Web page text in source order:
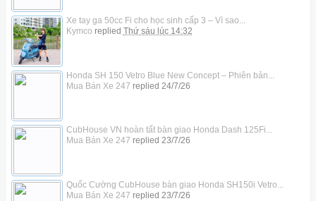
Xe tay ga 50cc Fi cho học sinh cấp 3 – Vì sao...
Kymco replied Thứ sáu lúc 14:32
Honda SH 150 Vetro Blue New Concept – Phiên bản...
Mua Bán Xe 247 replied 24/7/26
CubHouse VN hoàn tất bàn giao Honda Dash 125Fi...
Mua Bán Xe 247 replied 23/7/26
Quốc Cường CubHouse bàn giao Honda SH150i Vetro...
Mua Bán Xe 247 replied 23/7/26